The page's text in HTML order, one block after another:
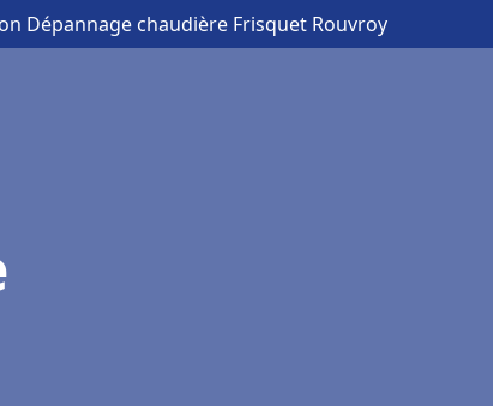
Dépannage chaudière Frisquet Rouvroy